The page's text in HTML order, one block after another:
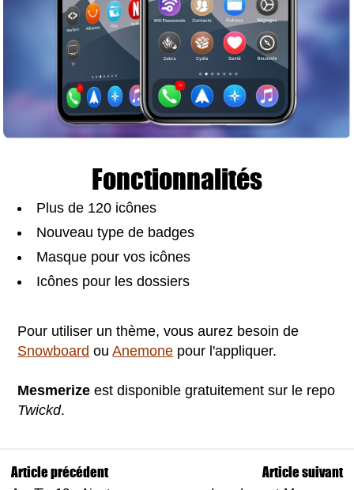
Fonctionnalités
Plus de 120 icônes
Nouveau type de badges
Masque pour vos icônes
Icônes pour les dossiers
Pour utiliser un thème, vous aurez besoin de
Snowboard ouAnemone pour l'appliquer.
Mesmerizeest disponible gratuitement sur le repo
Twickd.
Article précédent Article suivant